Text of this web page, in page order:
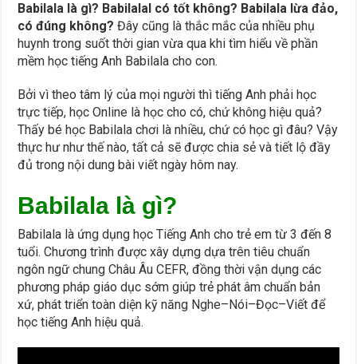
Babilala là gì? Babilalal có tốt không? Babilala lừa đảo,
có đúng không? Đây cũng là thắc mắc của nhiều phụ
huynh trong suốt thời gian vừa qua khi tìm hiểu về phần
mềm học tiếng Anh Babilala cho con.
Bởi vì theo tâm lý của mọi người thì tiếng Anh phải học
trực tiếp, học Online là học cho có, chứ không hiệu quả?
Thấy bé học Babilala chơi là nhiều, chứ có học gì đâu? Vậy
thực hư như thế nào, tất cả sẽ được chia sẻ và tiết lộ đầy
đủ trong nội dung bài viết ngày hôm nay.
Babilala là gì?
Babilala là ứng dụng học Tiếng Anh cho trẻ em từ 3 đến 8
tuổi. Chương trình được xây dựng dựa trên tiêu chuẩn
ngôn ngữ chung Châu Âu CEFR, đồng thời vận dụng các
phương pháp giáo dục sớm giúp trẻ phát âm chuẩn bản
xứ, phát triển toàn diện kỹ năng Nghe–Nói–Đọc–Viết để
học tiếng Anh hiệu quả.